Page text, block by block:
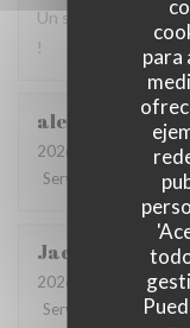
para
Un super accueil,
!
alex
2026-08-06
- 21:30
Servicio
Jack
2026-08-03
- 21:45
Servicio